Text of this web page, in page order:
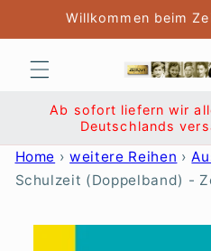
Inhalt
Willkommen beim
Ab sofort liefern wir
Deutschlands
Home › weitere Reihen ›
Schulzeit (Doppelband) -